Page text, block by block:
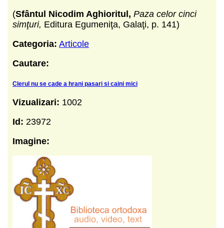
(Sfântul Nicodim Aghioritul, Paza celor cinci
simţuri, Editura Egumeniţa, Galaţi, p. 141)
Categoria: Articole
Cautare:
Clerul nu se cade a hrani pasari si caini mici
Vizualizari: 1002
Id: 23972
Imagine: